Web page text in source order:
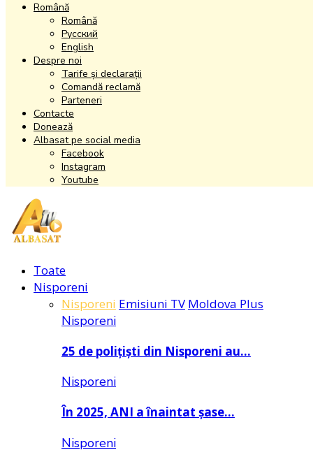
Română
Română
Русский
English
Despre noi
Tarife și declarații
Comandă reclamă
Parteneri
Contacte
Donează
Albasat pe social media
Facebook
Instagram
Youtube
Facebook
Instagram
Youtube
Toate
Nisporeni
Nisporeni Emisiuni TV Moldova Plus
Nisporeni
25 de polițiști din Nisporeni au…
Nisporeni
În 2025, ANI a înaintat șase…
Nisporeni